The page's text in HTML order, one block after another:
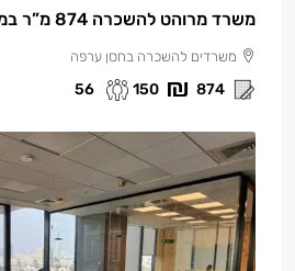
משרד מרוהט להשכרה 874 מ”ר במגדל סקיי
משרדים להשכרה בחסן ערפה
874
150
56